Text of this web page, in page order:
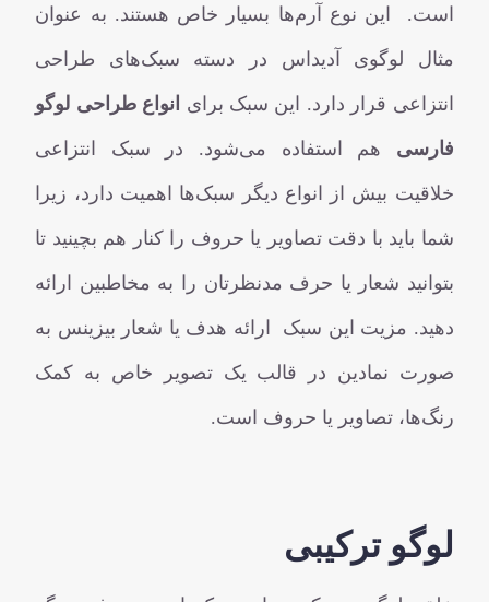
است. این نوع آرم‌ها بسیار خاص هستند. به عنوان
مثال لوگوی آدیداس در دسته سبک‌های طراحی
انتزاعی قرار دارد. این سبک برای انواع طراحی لوگو
فارسی هم استفاده می‌شود. در سبک انتزاعی
خلاقیت بیش از انواع دیگر سبک‌ها اهمیت دارد، زیرا
شما باید با دقت تصاویر یا حروف را کنار هم بچینید تا
بتوانید شعار یا حرف مدنظرتان را به مخاطبین ارائه
دهید. مزیت این سبک ارائه هدف یا شعار بیزینس به
صورت نمادین در قالب یک تصویر خاص به کمک
رنگ‌ها، تصاویر یا حروف است.
لوگو ترکیبی